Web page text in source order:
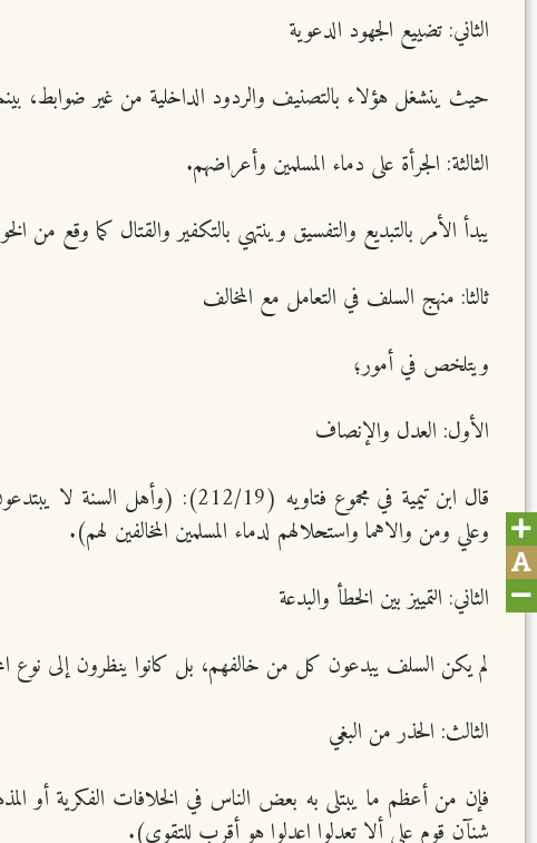
الثاني: تضييع الجهود الدعوية
حيث ينشغل هؤلاء بالتصنيف والردود الداخلية من غير ضوابط،
الثالثة: الجرأة على دماء المسلمين وأعراضهم.
يبدأ الأمر بالتبديع والتفسيق وينتهي بالتكفير والقتال كما وقع من
ثالثا: منهج السلف في التعامل مع المخالف
ويتلخص في أمور؛
الأول: العدل والإنصاف
قال ابن تيمية في مجموع
وعلي ومن والاهما واستحلالهم لدماء المسلمين المخالفين لهم).
الثاني: التمييز بين الخطأ والبدعة
لم يكن السلف يبدعون كل من خالفهم، بل كانوا ينظرون إلى نوع
الثالث: الحذر من البغي
فإن من أعظم ما يبتلى به بعض الناس في الخلافات الفكرية أو
شنآن قوم على ألا تعدلوا اعدلوا هو أقرب للتقوى).